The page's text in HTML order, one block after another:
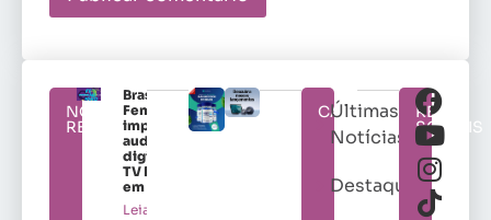
NOTÍCIAS
RELACIONADAS
Brasileirão
Feminino
impulsiona
audiência
digital da
TV Brasil
em 2026
Leia mais »
CATEGORIAS
Últimas
Notícias
Destaques
REDES
SOCIAIS